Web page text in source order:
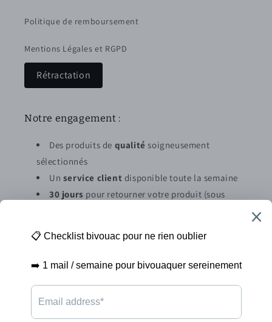
Politique de remboursement
Mentions Légales et RGPD
Rétractation
Notre engagement :
Des produits de qualité soigneusement
sélectionnés
Un service client disponible toute la semaine
30 jours pour retourner votre produit (sous